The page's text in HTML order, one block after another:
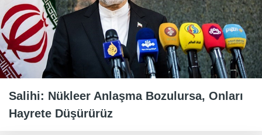
Salihi: Nükleer Anlaşma Bozulursa, Onları
Hayrete Düşürürüz